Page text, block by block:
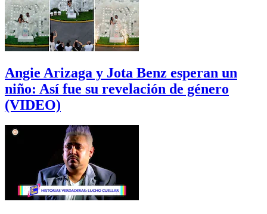
Angie Arizaga y Jota Benz esperan un
niño: Así fue su revelación de género
(VIDEO)